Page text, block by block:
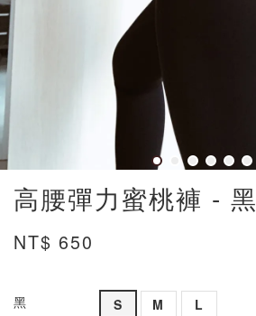
高腰彈力蜜桃褲 - 黑
NT$ 650
黑 S M L